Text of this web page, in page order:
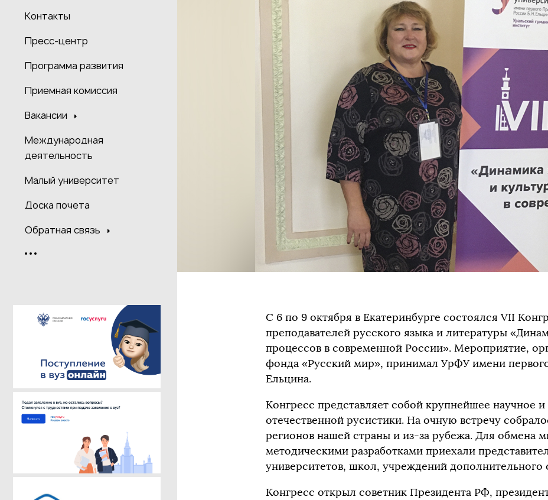
Контакты
Пресс-центр
Программа развития
Приемная комиссия
Вакансии
Международная
деятельность
Малый университет
Доска почета
Обратная связь
С 6 по 9 октября в Екатеринбурге состоялся VII
преподавателей русского языка и литературы
процессов в современной России». Мероприятие,
фонда «Русский мир», принимал УрФУ имени
Ельцина.
Конгресс представляет собой крупнейшее научное
отечественной русистики. На очную встречу
регионов нашей страны и из-за рубежа. Для обмена
методическими разработками приехали
университетов, школ, учреждений дополнительного
Конгресс открыл советник Президента РФ,